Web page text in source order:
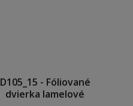
D105_15 - Fóliované
dvierka lamelové